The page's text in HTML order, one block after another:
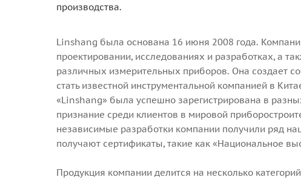
производства.
Linshang была основана 16 июня 2008 года.
проектировании, исследованиях и разработках, а
различных измерительных приборов. Она создает
стать известной инструментальной компанией в
«Linshang» была успешно зарегистрирована в
признание среди клиентов в мировой
независимые разработки компании получили ряд
получают сертификаты, такие как «Национальное
Продукция компании делится на несколько